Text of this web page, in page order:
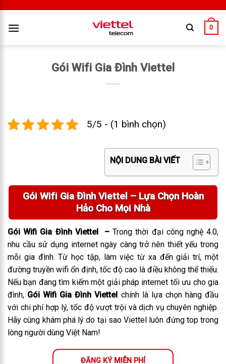
0
Gói Wifi Gia Đình Viettel
5/5 - (1 bình chọn)
NỘI DUNG BÀI VIẾT
Gói Wifi Gia Đình Viettel – Lựa Chọn Hoàn
Hảo Cho Mọi Nhà
Gói Wifi Gia Đình Viettel –Trong thời đại công nghệ 4.0,
nhu cầu sử dụng internet ngày càng trở nên thiết yếu trong
mỗi gia đình. Từ học tập, làm việc từ xa đến giải trí, một
đường truyền wifi ổn định, tốc độ cao là điều không thể thiếu.
Nếu bạn đang tìm kiếm một giải pháp internet tối ưu cho gia
đình, Gói Wifi Gia Đình Viettel chính là lựa chọn hàng đầu
với chi phí hợp lý, tốc độ vượt trội và dịch vụ chuyên nghiệp.
Hãy cùng khám phá lý do tại sao Viettel luôn đứng top trong
lòng người dùng Việt Nam!
ĐĂNG KÝ MIỄN PHÍ